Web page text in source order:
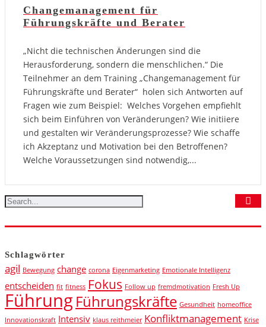
Changemanagement für
Führungskräfte und Berater
„Nicht die technischen Änderungen sind die
Herausforderung, sondern die menschlichen.“ Die
Teilnehmer an dem Training „Changemanagement für
Führungskräfte und Berater“ holen sich Antworten auf
Fragen wie zum Beispiel: Welches Vorgehen empfiehlt
sich beim Einführen von Veränderungen? Wie initiiere
und gestalten wir Veränderungsprozesse? Wie schaffe
ich Akzeptanz und Motivation bei den Betroffenen?
Welche Voraussetzungen sind notwendig,...
Schlagwörter
agil Bewegung change corona Eigenmarketing Emotionale Intelligenz
entscheiden fit fitness Fokus Follow up fremdmotivation Fresh Up
FührungFührungskräfte Gesundheit homeoffice
Innovationskraft Intensiv klaus reithmeier Konfliktmanagement Krise